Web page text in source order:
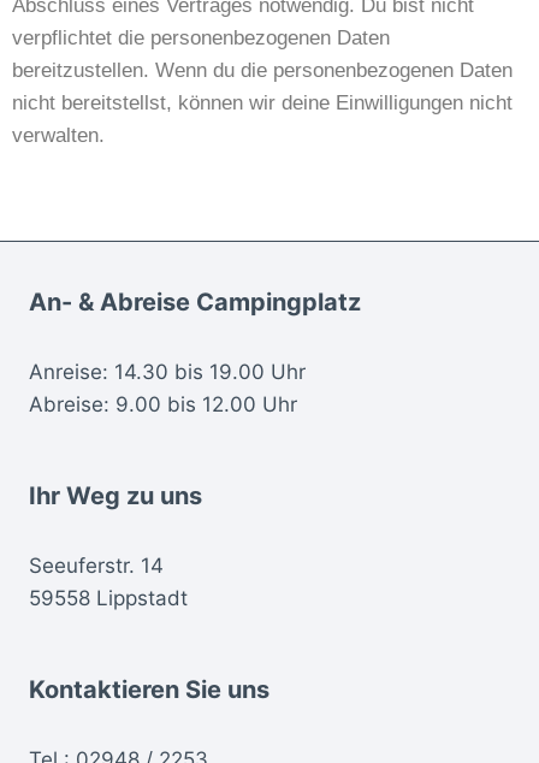
Abschluss eines Vertrages notwendig. Du bist nicht
verpflichtet die personenbezogenen Daten
bereitzustellen. Wenn du die personenbezogenen Daten
nicht bereitstellst, können wir deine Einwilligungen nicht
verwalten.
An- & Abreise Campingplatz
Anreise: 14.30 bis 19.00 Uhr
Abreise: 9.00 bis 12.00 Uhr
Ihr Weg zu uns
Seeuferstr. 14
59558 Lippstadt
Kontaktieren Sie uns